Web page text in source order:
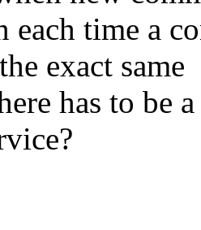
each time a
exact same
has to be